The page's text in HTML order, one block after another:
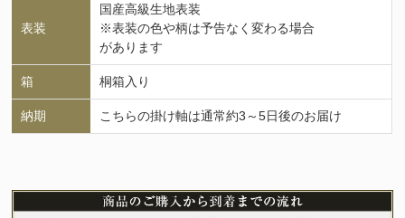
表装
国産高級生地表装
※表装の色や柄は予告なく変わる場合
があります
箱 桐箱入り
納期 こちらの掛け軸は通常約3～5日後のお届け